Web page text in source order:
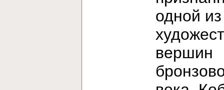
одной из
вершин